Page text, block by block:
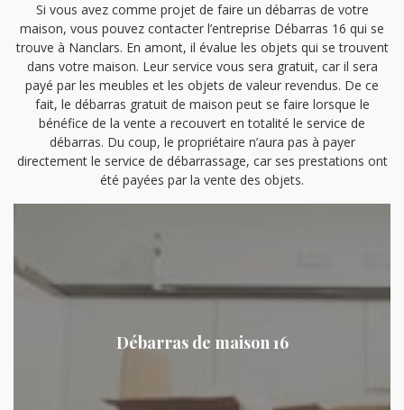
Si vous avez comme projet de faire un débarras de votre
maison, vous pouvez contacter l’entreprise Débarras 16 qui se
trouve à Nanclars. En amont, il évalue les objets qui se trouvent
dans votre maison. Leur service vous sera gratuit, car il sera
payé par les meubles et les objets de valeur revendus. De ce
fait, le débarras gratuit de maison peut se faire lorsque le
bénéfice de la vente a recouvert en totalité le service de
débarras. Du coup, le propriétaire n’aura pas à payer
directement le service de débarrassage, car ses prestations ont
été payées par la vente des objets.
Débarras de maison 16